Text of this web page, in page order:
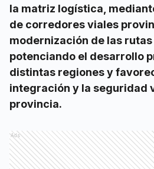
la matriz logística,
de corredores viales
modernización de las rutas
potenciando el desarrollo
distintas regiones y
integración y la seguridad
provincia.
Ads